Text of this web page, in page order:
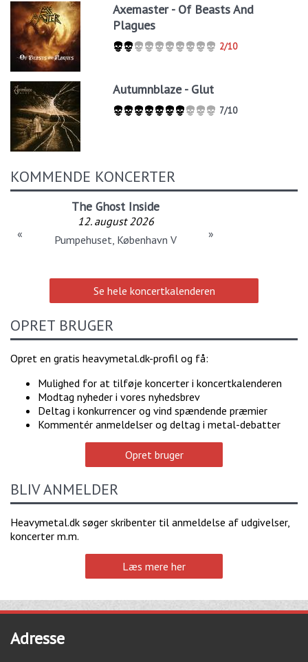
Axemaster - Of Beasts And
Plagues
2/10
Autumnblaze - Glut
7/10
KOMMENDE KONCERTER
The Ghost Inside
12. august 2026
Pumpehuset, København V
« »
Se hele koncertkalenderen
OPRET BRUGER
Opret en gratis heavymetal.dk-profil og få:
Mulighed for at tilføje koncerter i koncertkalenderen
Modtag nyheder i vores nyhedsbrev
Deltag i konkurrencer og vind spændende præmier
Kommentér anmeldelser og deltag i metal-debatter
Opret bruger
BLIV ANMELDER
Heavymetal.dk søger skribenter til anmeldelse af udgivelser,
koncerter m.m.
Læs mere her
Adresse